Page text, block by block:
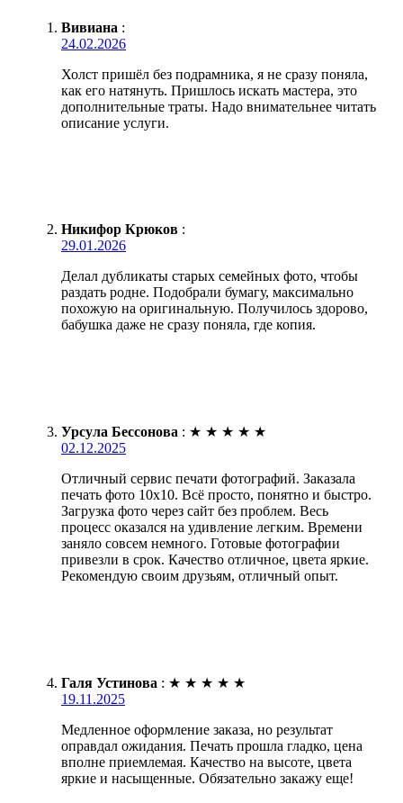
Вивиана :
24.02.2026
Холст пришёл без подрамника, я не сразу поняла,
как его натянуть. Пришлось искать мастера, это
дополнительные траты. Надо внимательнее читать
описание услуги.
Никифор Крюков :
29.01.2026
Делал дубликаты старых семейных фото, чтобы
раздать родне. Подобрали бумагу, максимально
похожую на оригинальную. Получилось здорово,
бабушка даже не сразу поняла, где копия.
Урсула Бессонова : ★ ★ ★ ★ ★
02.12.2025
Отличный сервис печати фотографий. Заказала
печать фото 10х10. Всё просто, понятно и быстро.
Загрузка фото через сайт без проблем. Весь
процесс оказался на удивление легким. Времени
заняло совсем немного. Готовые фотографии
привезли в срок. Качество отличное, цвета яркие.
Рекомендую своим друзьям, отличный опыт.
Галя Устинова : ★ ★ ★ ★ ★
19.11.2025
Медленное оформление заказа, но результат
оправдал ожидания. Печать прошла гладко, цена
вполне приемлемая. Качество на высоте, цвета
яркие и насыщенные. Обязательно закажу еще!